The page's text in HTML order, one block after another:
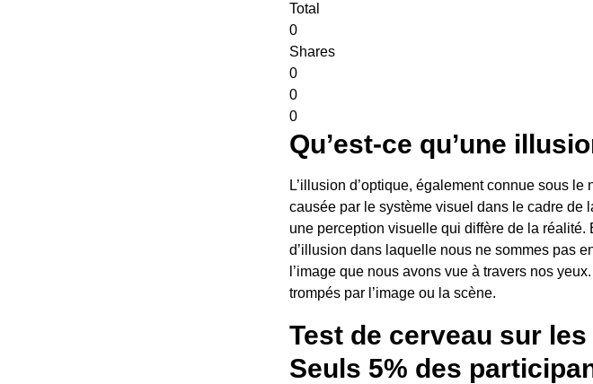
Total
0
Shares
0
0
0
Qu’est-ce qu’une
L’illusion d’optique, également connue sous
causée par le système visuel dans le cadre
une perception visuelle qui diffère de la réalité.
d’illusion dans laquelle nous ne sommes pas
l’image que nous avons vue à travers nos
trompés par l’image ou la scène.
Test de cerveau sur
Seuls 5% des